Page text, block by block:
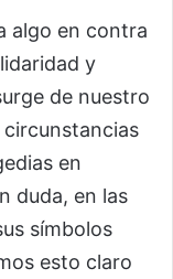
algo en contra
y
de nuestro
en
duda, en las
símbolos
esto claro